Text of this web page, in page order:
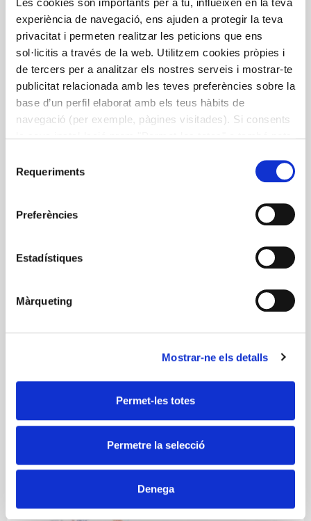
experiència de navegació, ens ajuden a protegir la teva
privacitat i permeten realitzar les peticions que ens
sol·licitis a través de la web. Utilitzem cookies pròpies i
de tercers per a analitzar els nostres serveis i mostrar-te
publicitat relacionada amb les teves preferències sobre la
base d’un perfil elaborat amb els teus hàbits de
navegació (per exemple, pàgines visitades). Si consents
informació a la nostra
Requeriments
Preferències
Estadístiques
Màrqueting
Mostrar-ne els detalls
Permet-les totes
Permetre la selecció
Denega
creativa, practica, bona i econòmica. Editat gràcies al
suport de Nestlé i compta amb la col·laboració de
cuiners reconeguts com Carme Ruscalleda, Nandu
Jubany, Jean Louis Neichel o Ada Parellada, que hi han
participat de manera voluntària amb creacions
exclusives i originals.
Social